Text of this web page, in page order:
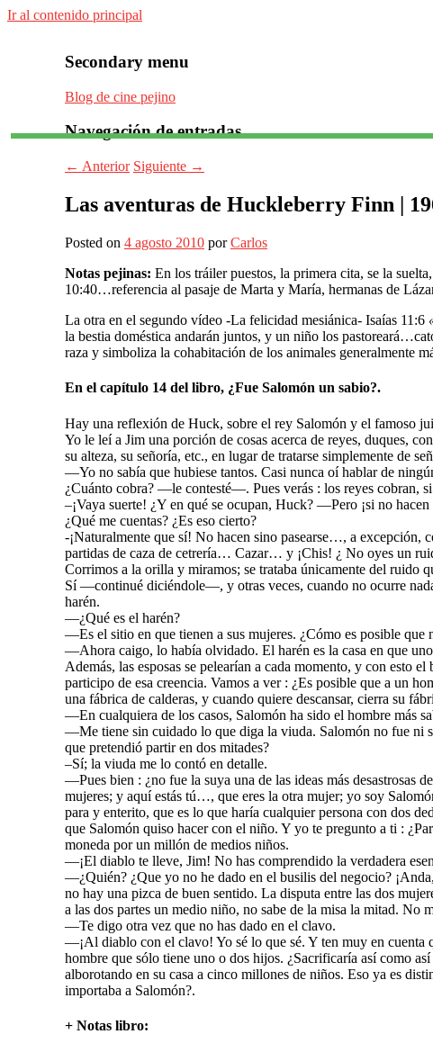
Ir al contenido principal
Secondary menu
Blog de cine pejino
Blog de cine pejino
Para todos los públicos
Navegación de entradas
← Anterior Siguiente →
Las aventuras de Huckleberry Finn |
Posted on 4 agosto 2010 porCarlos
Notas pejinas: En los tráiler puestos, la primera cita, se la
10:40…referencia al pasaje de Marta y María, hermanas de
La otra en el segundo vídeo -La felicidad mesiánica- Isaías 11:6
la bestia doméstica andarán juntos, y un niño los
raza y simboliza la cohabitación de los animales generalmente
En el capítulo 14 del libro, ¿Fue Salomón un sabio?.
Hay una reflexión de Huck, sobre el rey Salomón y el famoso
Yo le leí a Jim una porción de cosas acerca de reyes, duques,
su alteza, su señoría, etc., en lugar de tratarse simplemente de
—Yo no sabía que hubiese tantos. Casi nunca oí hablar de
¿Cuánto cobra? —le contesté—. Pues verás : los reyes cobran,
–¡Vaya suerte! ¿Y en qué se ocupan, Huck? —Pero ¡si no
¿Qué me cuentas? ¿Es eso cierto?
-¡Naturalmente que sí! No hacen sino pasearse…, a excepción,
partidas de caza de cetrería… Cazar… y ¡Chis! ¿ No oyes un
Corrimos a la orilla y miramos; se trataba únicamente del ruido
Sí —continué diciéndole—, y otras veces, cuando no ocurre
harén.
—¿Qué es el harén?
—Es el sitio en que tienen a sus mujeres. ¿Cómo es posible que
—Ahora caigo, lo había olvidado. El harén es la casa en que
Además, las esposas se pelearían a cada momento, y con esto
participo de esa creencia. Vamos a ver : ¿Es posible que a un
una fábrica de calderas, y cuando quiere descansar, cierra su
—En cualquiera de los casos, Salomón ha sido el hombre más
—Me tiene sin cuidado lo que diga la viuda. Salomón no fue ni
que pretendió partir en dos mitades?
–Sí; la viuda me lo contó en detalle.
—Pues bien : ¿no fue la suya una de las ideas más desastrosas
mujeres; y aquí estás tú…, que eres la otra mujer; yo soy
para y enterito, que es lo que haría cualquier persona con dos
que Salomón quiso hacer con el niño. Y yo te pregunto a ti :
moneda por un millón de medios niños.
—¡El diablo te lleve, Jim! No has comprendido la verdadera
—¿Quién? ¿Que yo no he dado en el busilis del negocio?
no hay una pizca de buen sentido. La disputa entre las dos
a las dos partes un medio niño, no sabe de la misa la mitad.
—Te digo otra vez que no has dado en el clavo.
—¡Al diablo con el clavo! Yo sé lo que sé. Y ten muy en cuenta
hombre que sólo tiene uno o dos hijos. ¿Sacrificaría así como
alborotando en su casa a cinco millones de niños. Eso ya es
importaba a Salomón?.
+ Notas libro: